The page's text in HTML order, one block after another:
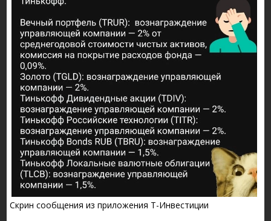
Скрин сообщения из приложения Т-Инвестиции